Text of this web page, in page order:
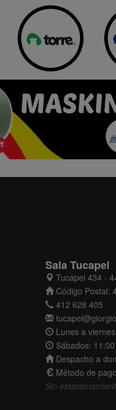
Sala Tucapel
Tucapel 434 -
Código Postal:
412 628 405
Lunes a
Sábados:
Despacho a
Método de
Sin